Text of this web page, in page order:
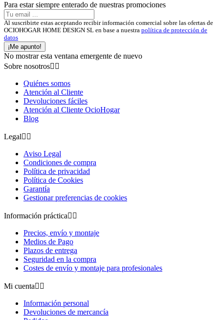
Para estar siempre enterado de nuestras promociones
Al suscribirte estas aceptando recibir información comercial sobre las ofertas de
OCIOHOGAR HOME DESIGN SL en base a nuestra política de protección de
datos
¡Me apunto!
No mostrar esta ventana emergente de nuevo
Sobre nosotros 
Quiénes somos
Atención al Cliente
Devoluciones fáciles
Atención al Cliente OcioHogar
Blog
Legal 
Aviso Legal
Condiciones de compra
Política de privacidad
Política de Cookies
Garantía
Gestionar preferencias de cookies
Información práctica 
Precios, envío y montaje
Medios de Pago
Plazos de entrega
Seguridad en la compra
Costes de envío y montaje para profesionales
Mi cuenta 
Información personal
Devoluciones de mercancía